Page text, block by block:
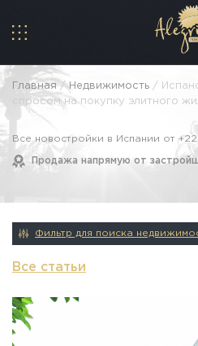
Главная/ Недвижимость /
спросом на покупку элитного
Все новостройки в Испании от
Продажа напрямую от
Фильтр для поиска
Все статьи